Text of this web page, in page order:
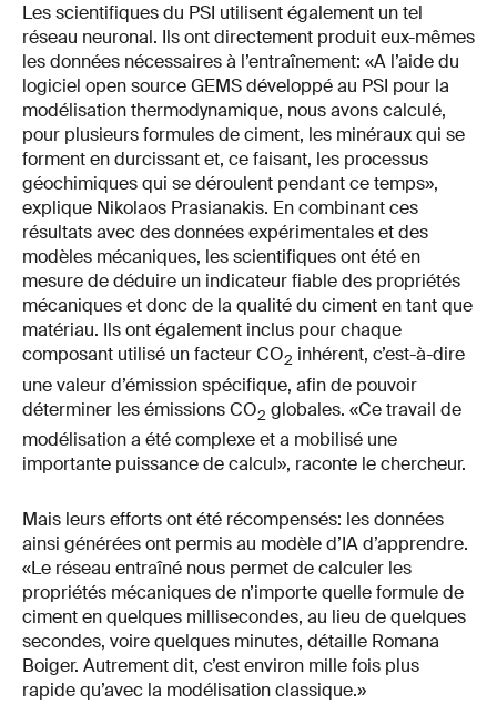
Les scientifiques du PSI utilisent également un tel
réseau neuronal. Ils ont directement produit eux-mêmes
les données nécessaires à l’entraînement: «A l’aide du
logiciel open source GEMS développé au PSI pour la
modélisation thermodynamique, nous avons calculé,
pour plusieurs formules de ciment, les minéraux qui se
forment en durcissant et, ce faisant, les processus
géochimiques qui se déroulent pendant ce temps»,
explique Nikolaos Prasianakis. En combinant ces
résultats avec des données expérimentales et des
modèles mécaniques, les scientifiques ont été en
mesure de déduire un indicateur fiable des propriétés
mécaniques et donc de la qualité du ciment en tant que
matériau. Ils ont également inclus pour chaque
composant utilisé un facteur CO2 inhérent, c’est-à-dire
une valeur d’émission spécifique, afin de pouvoir
déterminer les émissions CO2 globales. «Ce travail de
modélisation a été complexe et a mobilisé une
importante puissance de calcul», raconte le chercheur.
Mais leurs efforts ont été récompensés: les données
ainsi générées ont permis au modèle d’IA d’apprendre.
«Le réseau entraîné nous permet de calculer les
propriétés mécaniques de n’importe quelle formule de
ciment en quelques millisecondes, au lieu de quelques
secondes, voire quelques minutes, détaille Romana
Boiger. Autrement dit, c’est environ mille fois plus
rapide qu’avec la modélisation classique.»